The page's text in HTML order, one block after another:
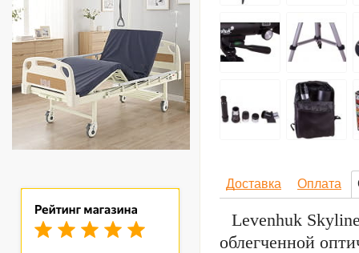
Доставка Оплата
Levenhuk
облегченной